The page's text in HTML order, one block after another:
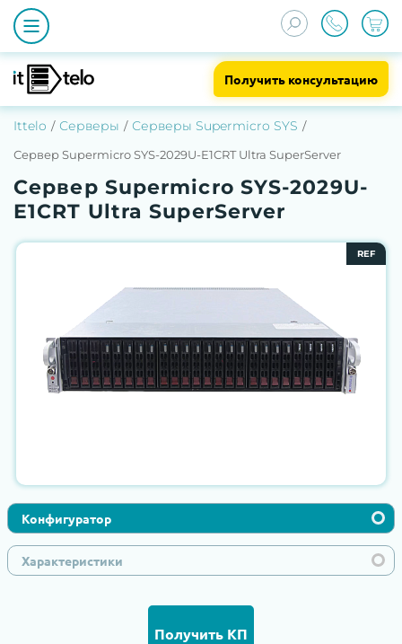
Получить консультацию
Ittelo Серверы Серверы Supermicro SYS
Сервер Supermicro SYS-2029U-E1CRT Ultra SuperServer
Сервер Supermicro SYS-2029U-
E1CRT Ultra SuperServer
REF
Конфигуратор
Характеристики
Получить КП